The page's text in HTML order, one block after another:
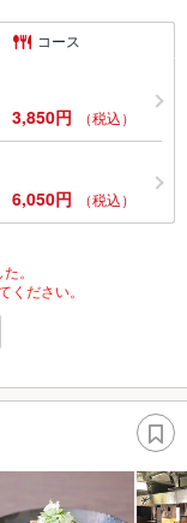
コース
3,850円 （税込）
6,050円 （税込）
。
ださい。